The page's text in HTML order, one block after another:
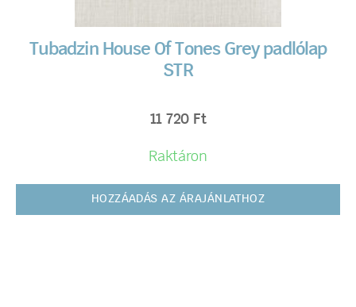
Tubadzin House Of Tones Grey padlólap
STR
11 720 Ft
Raktáron
HOZZÁADÁS AZ ÁRAJÁNLATHOZ